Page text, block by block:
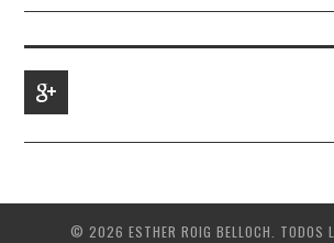
© 2026 ESTHER ROIG BELLOCH. TODOS